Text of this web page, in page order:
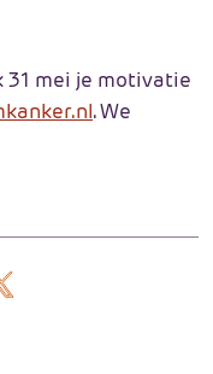
mei je motivatie
. We